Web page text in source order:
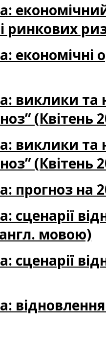
ринкових
економічні
виклики
(Квітень
виклики
(Квітень
прогноз на
сценарії
мовою)
сценарії